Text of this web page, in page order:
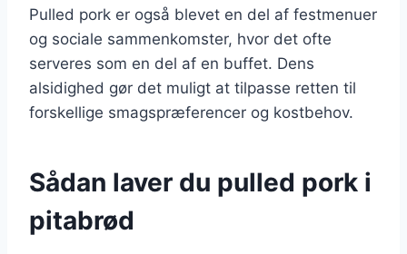
Pulled pork er også blevet en del af festmenuer
og sociale sammenkomster, hvor det ofte
serveres som en del af en buffet. Dens
alsidighed gør det muligt at tilpasse retten til
forskellige smagspræferencer og kostbehov.
Sådan laver du pulled pork i
pitabrød